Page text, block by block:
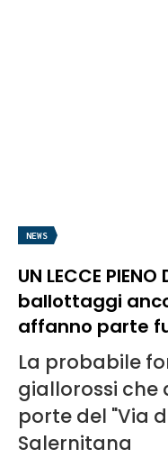
NEWS
UN LECCE
ballottaggi
affanno parte
La probabile
giallorossi che
porte del "Via
Salernitana